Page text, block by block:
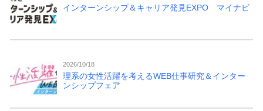
インターンシップ＆キャリア発見EXPO マイナビ
2026/10/18
理系の女性活躍を考えるWEB仕事研究＆インター
ンシップフェア